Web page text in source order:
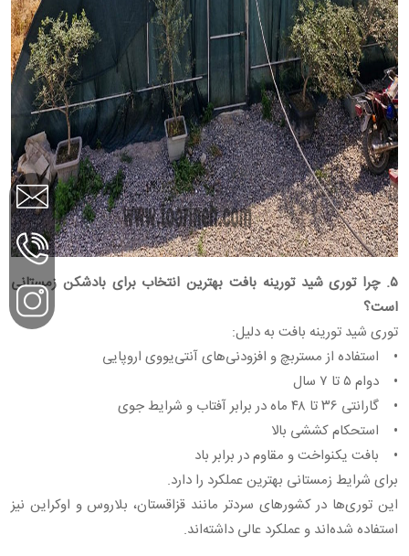
۵. چرا توری شید تورینه بافت بهترین انتخاب برای بادشکن زمستانی
است؟
توری شید تورینه بافت به دلیل:
• استفاده از مستربچ و افزودنی‌های آنتی‌یووی اروپایی
• دوام ۵ تا ۷ سال
• گارانتی ۳۶ تا ۴۸ ماه در برابر آفتاب و شرایط جوی
• استحکام کششی بالا
• بافت یکنواخت و مقاوم در برابر باد
برای شرایط زمستانی بهترین عملکرد را دارد.
این توری‌ها در کشورهای سردتر مانند قزاقستان، بلاروس و اوکراین نیز
استفاده شده‌اند و عملکرد عالی داشته‌اند.